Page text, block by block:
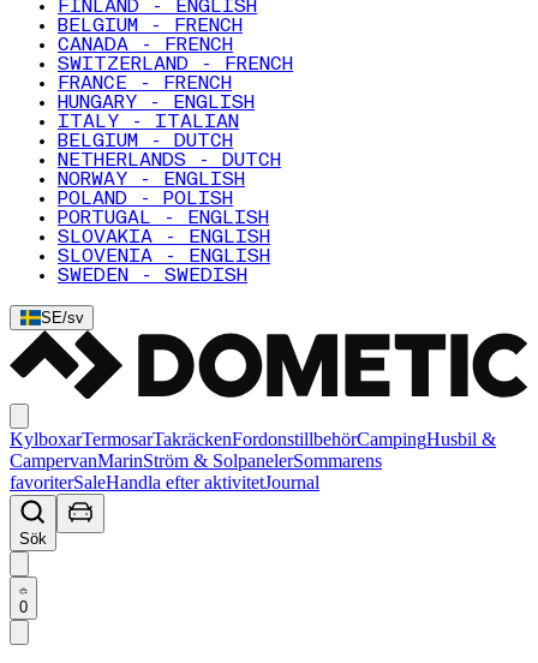
FINLAND - ENGLISH
BELGIUM - FRENCH
CANADA - FRENCH
SWITZERLAND - FRENCH
FRANCE - FRENCH
HUNGARY - ENGLISH
ITALY - ITALIAN
BELGIUM - DUTCH
NETHERLANDS - DUTCH
NORWAY - ENGLISH
POLAND - POLISH
PORTUGAL - ENGLISH
SLOVAKIA - ENGLISH
SLOVENIA - ENGLISH
SWEDEN - SWEDISH
SE/sv
KylboxarTermosarTakräckenFordonstillbehörCampingHusbil &
CampervanMarinStröm & SolpanelerSommarens
favoriterSaleHandla efter aktivitetJournal
Sök
0